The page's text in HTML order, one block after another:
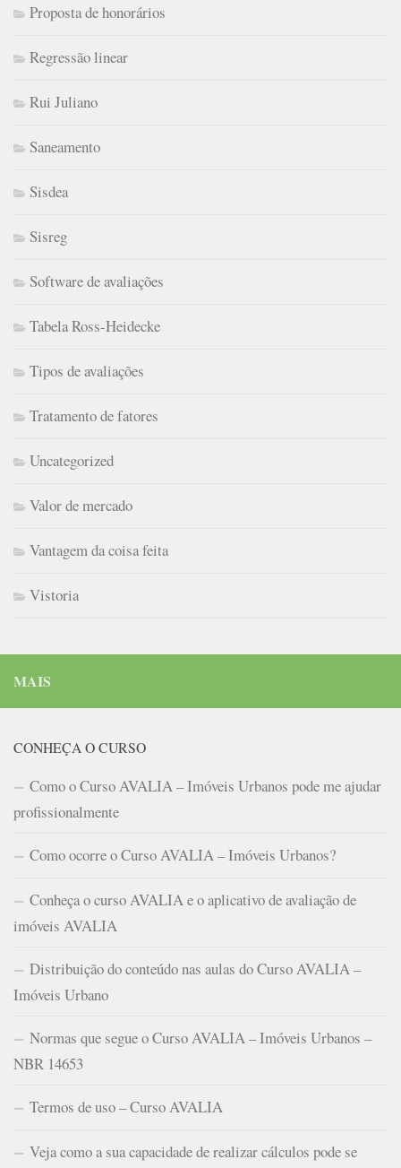
Proposta de honorários
Regressão linear
Rui Juliano
Saneamento
Sisdea
Sisreg
Software de avaliações
Tabela Ross-Heidecke
Tipos de avaliações
Tratamento de fatores
Uncategorized
Valor de mercado
Vantagem da coisa feita
Vistoria
MAIS
CONHEÇA O CURSO
Como o Curso AVALIA – Imóveis Urbanos pode me ajudar
profissionalmente
Como ocorre o Curso AVALIA – Imóveis Urbanos?
Conheça o curso AVALIA e o aplicativo de avaliação de
imóveis AVALIA
Distribuição do conteúdo nas aulas do Curso AVALIA –
Imóveis Urbano
Normas que segue o Curso AVALIA – Imóveis Urbanos –
NBR 14653
Termos de uso – Curso AVALIA
Veja como a sua capacidade de realizar cálculos pode se